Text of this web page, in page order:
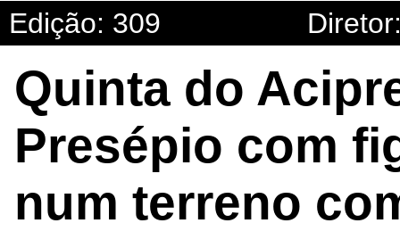
Edição: 309
Quinta do
Presépio com
num terreno